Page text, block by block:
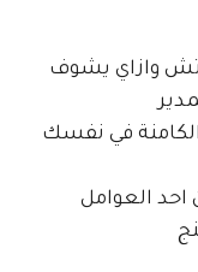
وازاي يشوف
في نفسك
احد العوامل